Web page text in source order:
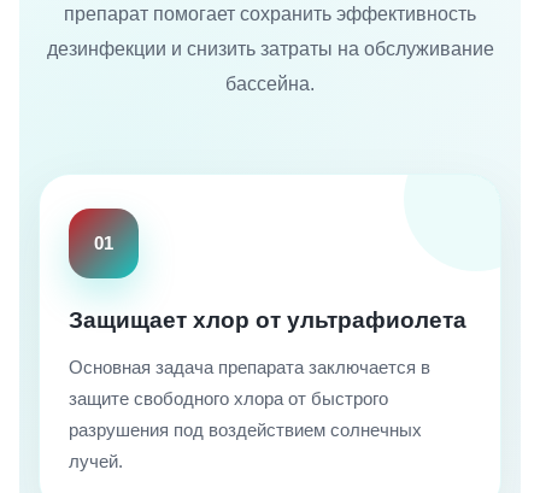
препарат помогает сохранить эффективность
дезинфекции и снизить затраты на обслуживание
бассейна.
01
Защищает хлор от ультрафиолета
Основная задача препарата заключается в
защите свободного хлора от быстрого
разрушения под воздействием солнечных
лучей.